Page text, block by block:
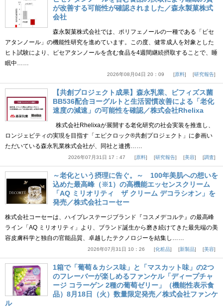
が改善する可能性が確認されました／森永製菓株式
会社
森永製菓株式会社では、ポリフェノールの一種である「ピセ
アタンノール」の機能性研究を進めています。この度、健常成人を対象とした
ヒト試験により、ピセアタンノールを含む食品を4週間継続摂取することで、睡
眠中……
2026年08月04日 20：09 原料 研究報告
【共創プロジェクト成果】森永乳業、ビフィズス菌
BB536配合ヨーグルトと生活習慣改善による「老化
速度の減速」の可能性を確認／株式会社Rhelixa
株式会社Rhelixaが展開する老化研究の社会実装を推進し、
ロンジェビティの実現を目指す「エピクロック®共創プロジェクト」に参画い
ただいている森永乳業株式会社が、同社と連携……
2026年07月31日 17：47 原料 研究報告 美容 調査
～老化という摂理に告ぐ。～ 100年美肌への想いを
込めた最高峰（※1）の高機能エッセンスクリーム
「AQ ミリオリティ ザ クリーム デコラシオン」を
発売／株式会社コーセー
株式会社コーセーは、ハイプレステージブランド『コスメデコルテ』の最高峰
ライン「AQ ミリオリティ」より、ブランド誕生から磨き続けてきた最先端の美
容皮膚科学と独自の官能品質、卓越したテクノロジーを結集し……
2026年07月31日 10：26 化粧品 新製品 美容
1箱で「葡萄＆カシス味」と「マスカット味」の2つ
のフレーバーが楽しめるファンケル「ディープチャ
ージ コラーゲン 2種の葡萄ゼリー」（機能性表示食
品）8月18日（火）数量限定発売／株式会社ファンケ
ル